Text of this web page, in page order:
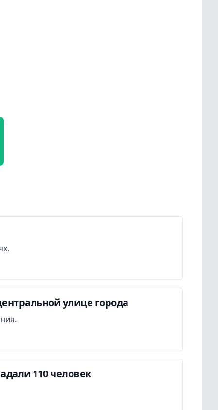
улице города
110 человек